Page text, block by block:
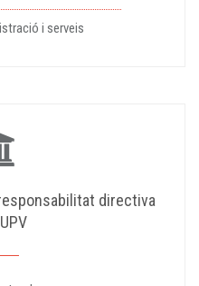
i serveis
directiva